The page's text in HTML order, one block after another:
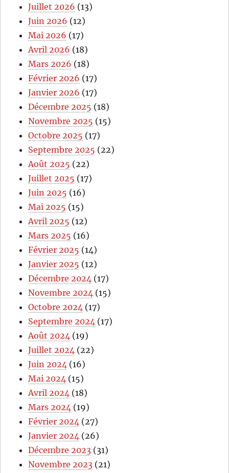
Juillet 2026 (13)
Juin 2026 (12)
Mai 2026 (17)
Avril 2026 (18)
Mars 2026 (18)
Février 2026 (17)
Janvier 2026 (17)
Décembre 2025 (18)
Novembre 2025 (15)
Octobre 2025 (17)
Septembre 2025 (22)
Août 2025 (22)
Juillet 2025 (17)
Juin 2025 (16)
Mai 2025 (15)
Avril 2025 (12)
Mars 2025 (16)
Février 2025 (14)
Janvier 2025 (12)
Décembre 2024 (17)
Novembre 2024 (15)
Octobre 2024 (17)
Septembre 2024 (17)
Août 2024 (19)
Juillet 2024 (22)
Juin 2024 (16)
Mai 2024 (15)
Avril 2024 (18)
Mars 2024 (19)
Février 2024 (27)
Janvier 2024 (26)
Décembre 2023 (31)
Novembre 2023 (21)